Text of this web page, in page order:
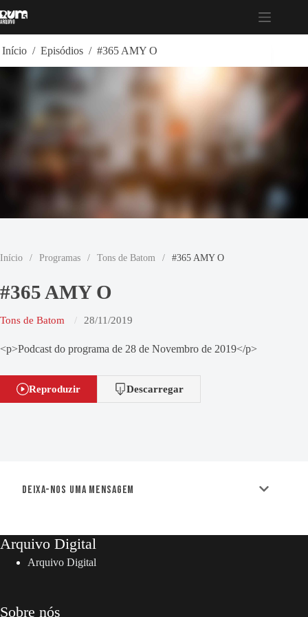
para
Início / Episódios / #365 AMY O
Início / Programas / Tons de Batom / #365 AMY O
#365 AMY O
Tons de Batom 28/11/2019
<p>Podcast do programa de 28 de Novembro de 2019</p>
Reproduzir Descarregar
Deixa-nos uma mensagem
Arquivo Digital
Arquivo Digital
Sobre nós